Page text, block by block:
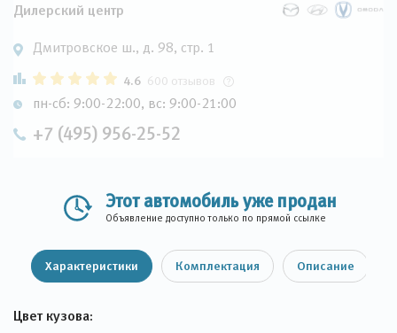
Дилерский центр
Дмитровское ш., д. 98, стр. 1
4.6 600 отзывов
пн-сб: 9:00-22:00, вс: 9:00-21:00
+7 (495) 956-25-52
Этот автомобиль уже продан
Объявление доступно только по прямой ссылке
Характеристики Комплектация Описание
Цвет кузова: